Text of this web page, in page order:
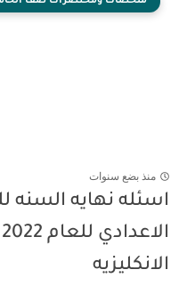
منذ بضع سنوات
اسئله نهايه
الانكليزيه